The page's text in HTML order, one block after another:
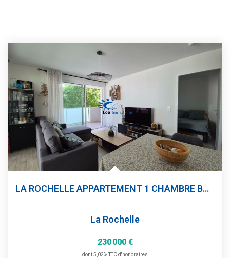
LA ROCHELLE APPARTEMENT 1 CHAMBRE BOX
La Rochelle
230 000 €
dont 5,02% TTC d'honoraires